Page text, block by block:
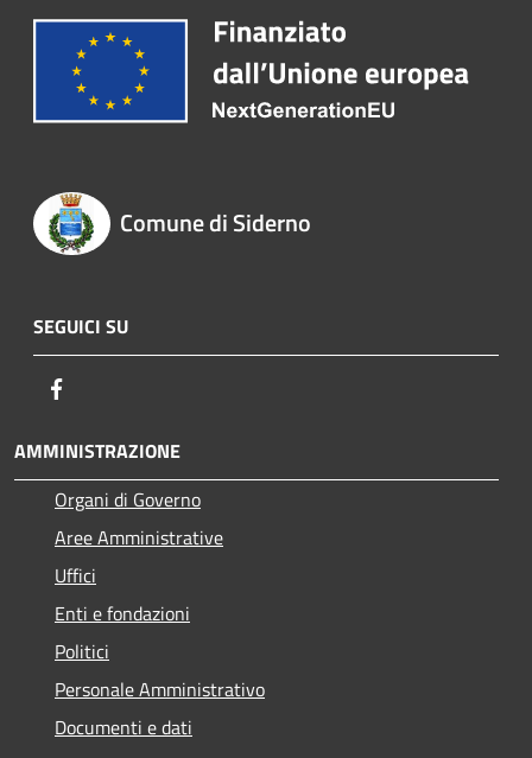
Comune di Siderno
SEGUICI SU
AMMINISTRAZIONE
Organi di Governo
Aree Amministrative
Uffici
Enti e fondazioni
Politici
Personale Amministrativo
Documenti e dati